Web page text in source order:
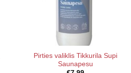
Pirties valiklis Tikkurila Supi
Saunapesu